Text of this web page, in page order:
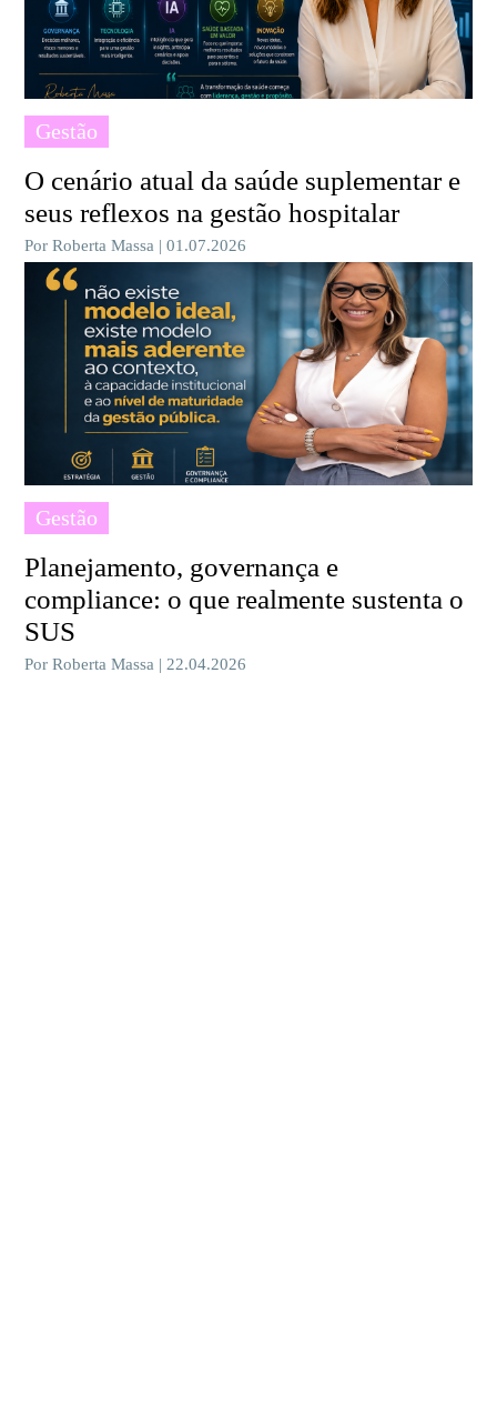
Gestão
O cenário atual da saúde suplementar e
seus reflexos na gestão hospitalar
Por Roberta Massa | 01.07.2026
Gestão
Planejamento, governança e
compliance: o que realmente sustenta o
SUS
Por Roberta Massa | 22.04.2026